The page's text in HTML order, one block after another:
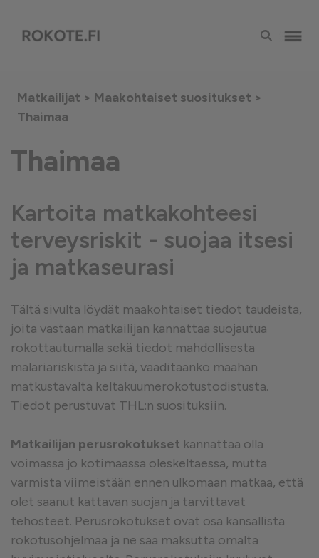
Matkailijat > Maakohtaiset suositukset >
Thaimaa
Thaimaa
Kartoita matkakohteesi
terveysriskit - suojaa itsesi
ja matkaseurasi
Tältä sivulta löydät maakohtaiset tiedot taudeista,
joita vastaan matkailijan kannattaa suojautua
rokottautumalla sekä tiedot mahdollisesta
malariariskistä ja siitä, vaaditaanko maahan
matkustavalta keltakuumerokotustodistusta.
Tiedot perustuvat THL:n suosituksiin.
Matkailijan perusrokotukset kannattaa olla
voimassa jo kotimaassa oleskeltaessa, mutta
varmista viimeistään ennen ulkomaan matkaa, että
olet saanut kattavan suojan ja tarvittavat
tehosteet. Perusrokotukset ovat osa kansallista
rokotusohjelmaa ja ne saa maksutta omalta